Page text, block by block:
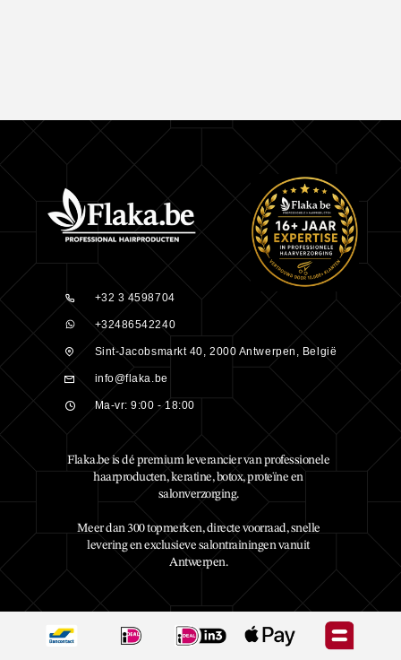
+32 3 4598704
+32486542240
Sint-Jacobsmarkt 40, 2000 Antwerpen, België
info@flaka.be
Ma-vr: 9:00 - 18:00
Flaka.be is dé premium leverancier van professionele
haarproducten, keratine, botox, proteïne en
salonverzorging.
Meer dan 300 topmerken, directe voorraad, snelle
levering en exclusieve salontrainingen vanuit
Antwerpen.